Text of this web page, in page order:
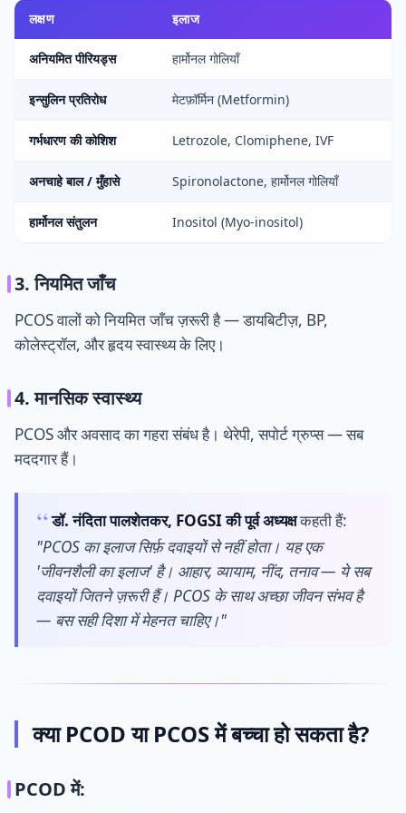
लक्षण इलाज
अनियमित पीरियड्स हार्मोनल गोलियाँ
इन्सुलिन प्रतिरोध मेटफ़ॉर्मिन (Metformin)
गर्भधारण की कोशिश Letrozole, Clomiphene, IVF
अनचाहे बाल / मुँहासे Spironolactone, हार्मोनल गोलियाँ
हार्मोनल संतुलन Inositol (Myo-inositol)
3. नियमित जाँच
PCOS वालों को नियमित जाँच ज़रूरी है — डायबिटीज़, BP,
कोलेस्ट्रॉल, और हृदय स्वास्थ्य के लिए।
4. मानसिक स्वास्थ्य
PCOS और अवसाद का गहरा संबंध है। थेरेपी, सपोर्ट ग्रुप्स — सब
मददगार हैं।
डॉ. नंदिता पालशेतकर, FOGSI की पूर्व अध्यक्षकहती हैं:
"PCOS का इलाज सिर्फ़ दवाइयों से नहीं होता। यह एक
'जीवनशैली का इलाज' है। आहार, व्यायाम, नींद, तनाव — ये सब
दवाइयों जितने ज़रूरी हैं। PCOS के साथ अच्छा जीवन संभव है
— बस सही दिशा में मेहनत चाहिए।"
क्या PCOD या PCOS में बच्चा हो सकता है?
PCOD में: